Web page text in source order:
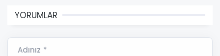
YORUMLAR
Adınız *